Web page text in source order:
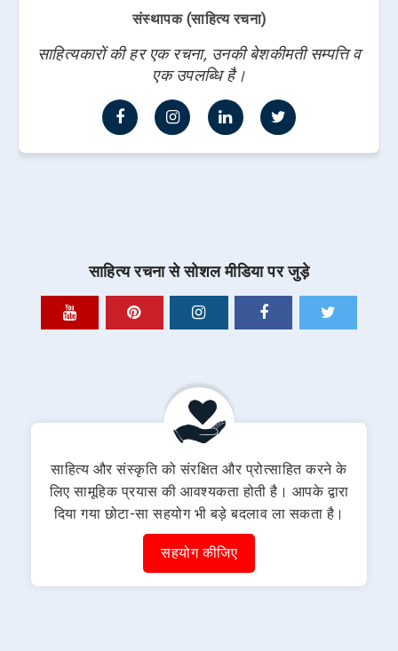
संस्थापक (साहित्य रचना)
साहित्यकारों की हर एक रचना, उनकी बेशकीमती सम्पत्ति व
एक उपलब्धि है।
साहित्य रचना से सोशल मीडिया पर जुड़े
साहित्य और संस्कृति को संरक्षित और प्रोत्साहित करने के
लिए सामूहिक प्रयास की आवश्यकता होती है। आपके द्वारा
दिया गया छोटा-सा सहयोग भी बड़े बदलाव ला सकता है।
सहयोग कीजिए